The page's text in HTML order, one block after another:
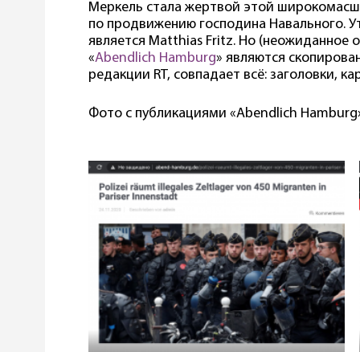
Меркель стала жертвой этой
по продвижению господина Навального.
является Matthias Fritz. Но (неожиданное
«Abendlich Hamburg» являются
редакции RT, совпадает всё: заголовки,
Фото с публикациями «Abendlich